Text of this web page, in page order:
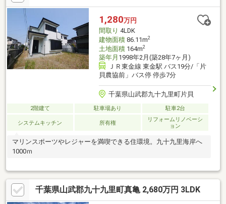
1,280万円
間取り 4LDK
建物面積86.11m2
土地面積164m2
築年月 1998年2月(築28年7ヶ月)
ＪＲ東金線 東金駅 バス19分/「片
貝農協前」バス停 停歩7分
千葉県山武郡九十九里町片貝
2階建て 駐車場あり 駐車2台
システムキッチン 所有権
リフォームリノベーシ
ョン
マリンスポーツやレジャーを満喫できる住環境。九十九里海岸へ
1000ｍ
千葉県山武郡九十九里町真亀 2,680万円 3LDK